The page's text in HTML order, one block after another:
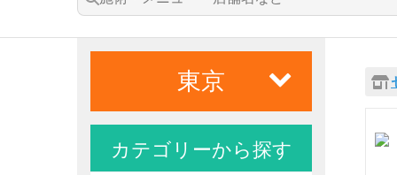
東京
カテゴリーから探す